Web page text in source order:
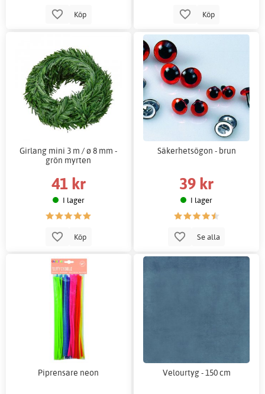
Köp Köp
Girlang mini 3 m / ø 8 mm -
grön myrten
41 kr
I lager
Köp
Säkerhetsögon - brun
39 kr
I lager
Se alla
Piprensare neon Velourtyg - 150 cm